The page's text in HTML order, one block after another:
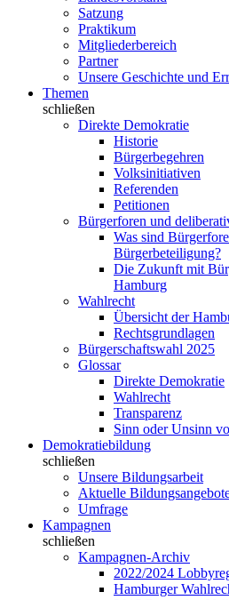
Satzung
Praktikum
Mitgliederbereich
Partner
Unsere Geschichte und
Themen
schließen
Direkte Demokratie
Historie
Bürgerbegehren
Volksinitiativen
Referenden
Petitionen
Bürgerforen und
Was sind
Bürgerbeteiligung?
Die Zukunft mit
Hamburg
Wahlrecht
Übersicht der
Rechtsgrundlagen
Bürgerschaftswahl 2025
Glossar
Direkte Demokratie
Wahlrecht
Transparenz
Sinn oder Unsinn
Demokratiebildung
schließen
Unsere Bildungsarbeit
Aktuelle
Umfrage
Kampagnen
schließen
Kampagnen-Archiv
2022/2024
Hamburger